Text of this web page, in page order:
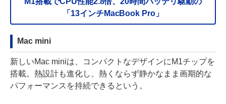
「13インチMacBook Pro」
Mac mini
新しいMac miniは、コンパクトなデザインにM1チップを
搭載。熱設計も進化し、熱くならず静かなまま画期的な
パフォーマンスを持続できるという。